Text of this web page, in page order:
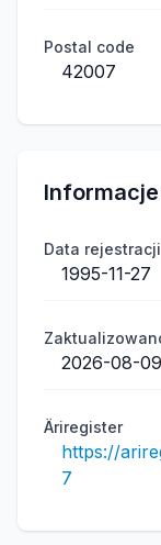
Postal code
42007
Data rejestracji
1995-11-27
2026-08-09
Äriregister
https://
7